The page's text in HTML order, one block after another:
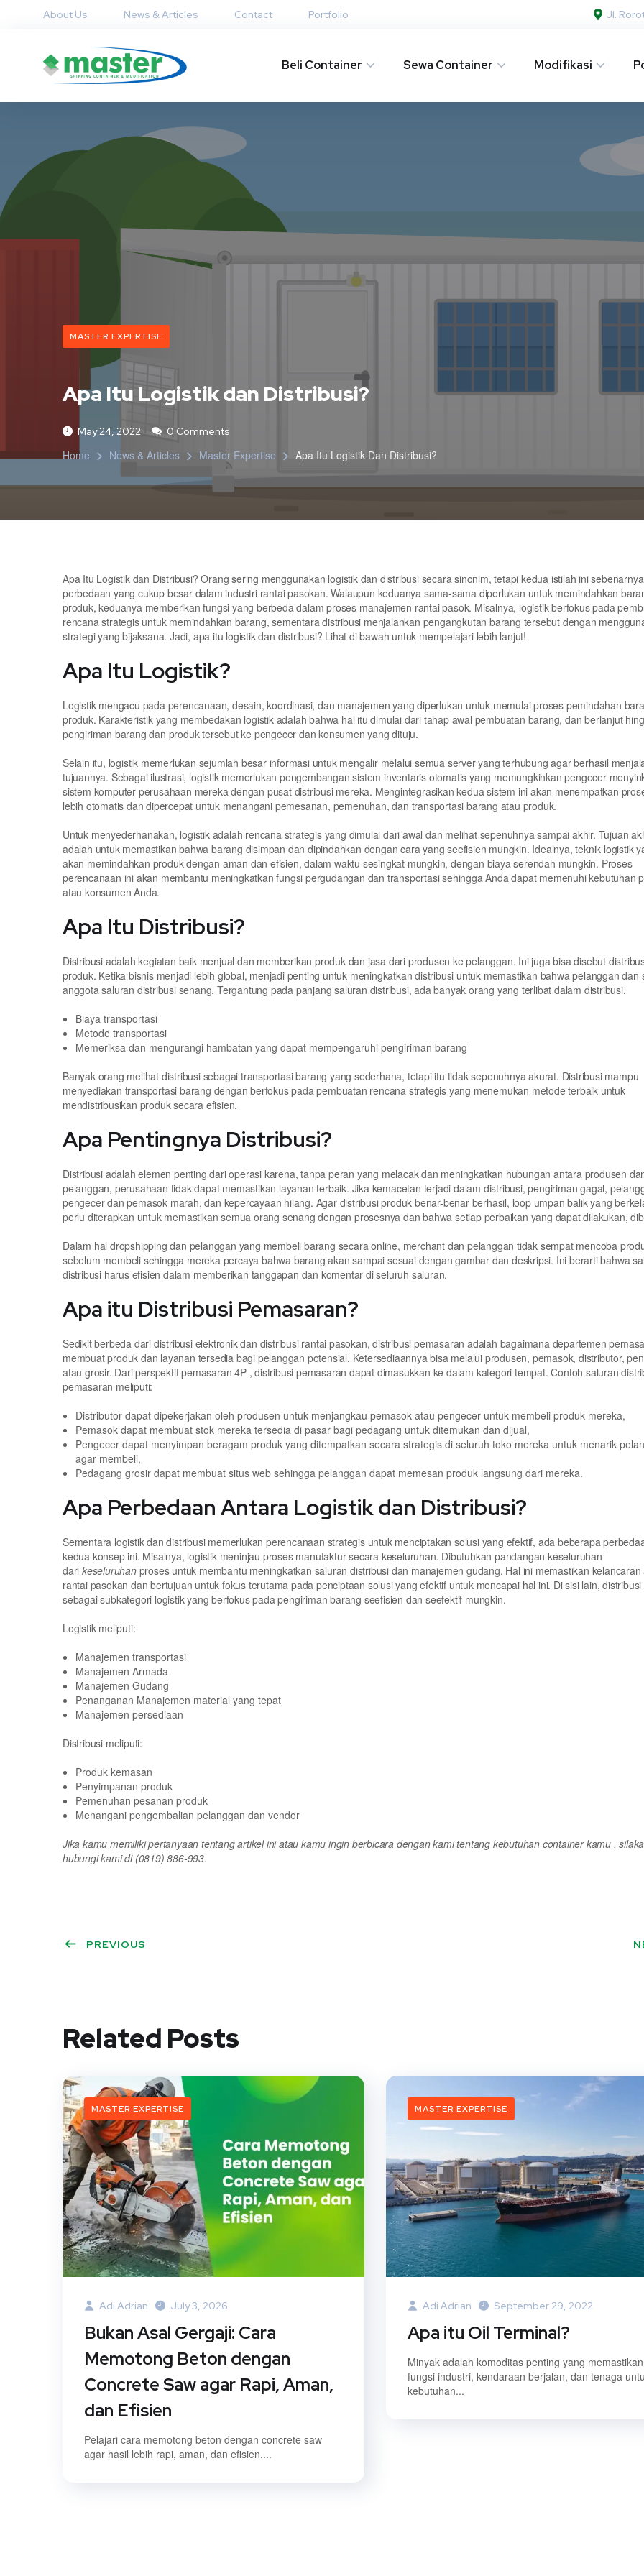
About Us News & Articles Contact Portfolio Jl.
Beli Container Sewa Container Modifikasi
MASTER EXPERTISE
Apa Itu Logistik dan Distribusi?
May 24, 2022 0 Comments
Home News & Articles Master Expertise Apa Itu Logistik Dan Distribusi?
Apa Itu Logistik dan Distribusi? Orang sering menggunakan logistik dan distribusi secara sinonim, tetapi kedua istilah ini
perbedaan yang cukup besar dalam industri rantai pasokan. Walaupun keduanya sama-sama diperlukan untuk memindahkan
produk, keduanya memberikan fungsi yang berbeda dalam proses manajemen rantai pasok. Misalnya, logistik berfokus pada
rencana strategis untuk memindahkan barang, sementara distribusi menjalankan pengangkutan barang tersebut dengan
strategi yang bijaksana. Jadi, apa itu logistik dan distribusi? Lihat di bawah untuk mempelajari lebih lanjut!
Apa Itu Logistik?
Logistik mengacu pada perencanaan, desain, koordinasi, dan manajemen yang diperlukan untuk memulai proses pemindahan
produk. Karakteristik yang membedakan logistik adalah bahwa hal itu dimulai dari tahap awal pembuatan barang, dan berlanjut
pengiriman barang dan produk tersebut ke pengecer dan konsumen yang dituju.
Selain itu, logistik memerlukan sejumlah besar informasi untuk mengalir melalui semua server yang terhubung agar berhasil
tujuannya. Sebagai ilustrasi, logistik memerlukan pengembangan sistem inventaris otomatis yang memungkinkan pengecer
sistem komputer perusahaan mereka dengan pusat distribusi mereka. Mengintegrasikan kedua sistem ini akan menempatkan
lebih otomatis dan dipercepat untuk menangani pemesanan, pemenuhan, dan transportasi barang atau produk.
Untuk menyederhanakan, logistik adalah rencana strategis yang dimulai dari awal dan melihat sepenuhnya sampai akhir. Tujuan
adalah untuk memastikan bahwa barang disimpan dan dipindahkan dengan cara yang seefisien mungkin. Idealnya, teknik logistik
akan memindahkan produk dengan aman dan efisien, dalam waktu sesingkat mungkin, dengan biaya serendah mungkin. Proses
perencanaan ini akan membantu meningkatkan fungsi pergudangan dan transportasi sehingga Anda dapat memenuhi kebutuhan
atau konsumen Anda.
Apa Itu Distribusi?
Distribusi adalah kegiatan baik menjual dan memberikan produk dan jasa dari produsen ke pelanggan. Ini juga bisa disebut
produk. Ketika bisnis menjadi lebih global, menjadi penting untuk meningkatkan distribusi untuk memastikan bahwa pelanggan dan
anggota saluran distribusi senang. Tergantung pada panjang saluran distribusi, ada banyak orang yang terlibat dalam distribusi.
Biaya transportasi
Metode transportasi
Memeriksa dan mengurangi hambatan yang dapat mempengaruhi pengiriman barang
Banyak orang melihat distribusi sebagai transportasi barang yang sederhana, tetapi itu tidak sepenuhnya akurat. Distribusi mampu
menyediakan transportasi barang dengan berfokus pada pembuatan rencana strategis yang menemukan metode terbaik untuk
mendistribusikan produk secara efisien.
Apa Pentingnya Distribusi?
Distribusi adalah elemen penting dari operasi karena, tanpa peran yang melacak dan meningkatkan hubungan antara produsen
pelanggan, perusahaan tidak dapat memastikan layanan terbaik. Jika kemacetan terjadi dalam distribusi, pengiriman gagal,
pengecer dan pemasok marah, dan kepercayaan hilang. Agar distribusi produk benar-benar berhasil, loop umpan balik yang
perlu diterapkan untuk memastikan semua orang senang dengan prosesnya dan bahwa setiap perbaikan yang dapat dilakukan,
Dalam hal dropshipping dan pelanggan yang membeli barang secara online, merchant dan pelanggan tidak sempat mencoba
sebelum membeli sehingga mereka percaya bahwa barang akan sampai sesuai dengan gambar dan deskripsi. Ini berarti bahwa
distribusi harus efisien dalam memberikan tanggapan dan komentar di seluruh saluran.
Apa itu Distribusi Pemasaran?
Sedikit berbeda dari distribusi elektronik dan distribusi rantai pasokan, distribusi pemasaran adalah bagaimana departemen
membuat produk dan layanan tersedia bagi pelanggan potensial. Ketersediaannya bisa melalui produsen, pemasok, distributor,
atau grosir. Dari perspektif pemasaran 4P , distribusi pemasaran dapat dimasukkan ke dalam kategori tempat. Contoh saluran
pemasaran meliputi:
Distributor dapat dipekerjakan oleh produsen untuk menjangkau pemasok atau pengecer untuk membeli produk mereka,
Pemasok dapat membuat stok mereka tersedia di pasar bagi pedagang untuk ditemukan dan dijual,
Pengecer dapat menyimpan beragam produk yang ditempatkan secara strategis di seluruh toko mereka untuk menarik
agar membeli,
Pedagang grosir dapat membuat situs web sehingga pelanggan dapat memesan produk langsung dari mereka.
Apa Perbedaan Antara Logistik dan Distribusi?
Sementara logistik dan distribusi memerlukan perencanaan strategis untuk menciptakan solusi yang efektif, ada beberapa
kedua konsep ini. Misalnya, logistik meninjau proses manufaktur secara keseluruhan. Dibutuhkan pandangan keseluruhan
dari keseluruhanproses untuk membantu meningkatkan saluran distribusi dan manajemen gudang. Hal ini memastikan kelancaran
rantai pasokan dan bertujuan untuk fokus terutama pada penciptaan solusi yang efektif untuk mencapai hal ini. Di sisi lain,
sebagai subkategori logistik yang berfokus pada pengiriman barang seefisien dan seefektif mungkin.
Logistik meliputi:
Manajemen transportasi
Manajemen Armada
Manajemen Gudang
Penanganan Manajemen material yang tepat
Manajemen persediaan
Distribusi meliputi:
Produk kemasan
Penyimpanan produk
Pemenuhan pesanan produk
Menangani pengembalian pelanggan dan vendor
Jika kamu memiliki pertanyaan tentang artikel ini atau kamu ingin berbicara dengan kami tentang kebutuhan container kamu ,
hubungi kami di (0819) 886-993.
PREVIOUS
Related Posts
MASTER EXPERTISE
Adi Adrian July 3, 2026
Bukan Asal Gergaji: Cara
Memotong Beton dengan
Concrete Saw agar Rapi, Aman,
dan Efisien
Pelajari cara memotong beton dengan concrete saw
agar hasil lebih rapi, aman, dan efisien....
MASTER EXPERTISE
Adi Adrian September 29, 2022
Apa itu Oil Terminal?
Minyak adalah komoditas penting yang memastikan
fungsi industri, kendaraan berjalan, dan tenaga
kebutuhan...